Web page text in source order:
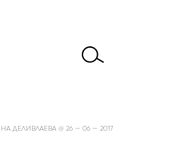
ДЕЛИВЛАЕВА @ 26 — 06 — 2017